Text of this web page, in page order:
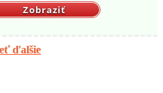
Zobraziť
ďalšie